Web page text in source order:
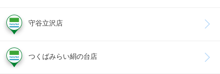
守谷立沢店
つくばみらい絹の台店